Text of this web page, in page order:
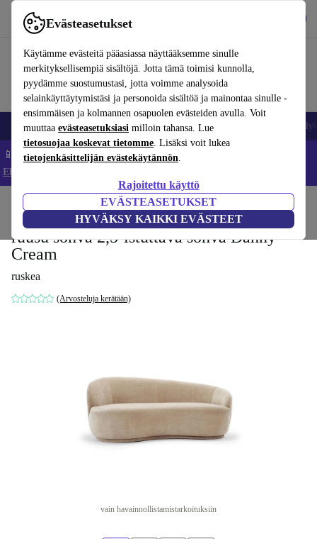
Evästeasetukset
Käytämme evästeitä pääasiassa näyttääksemme sinulle
merkityksellisempiä sisältöjä. Jotta tämä toimisi kunnolla,
pyydämme suostumustasi, jotta voimme analysoida
selainkäyttäytymistäsi ja personoida sisältöä ja mainontaa sinulle -
ensimmäisen ja kolmannen osapuolen evästeiden avulla. Voit
muuttaa evästeasetuksiasi milloin tahansa. Lue
tietosuojaa koskevat tietomme. Lisäksi voit lukea
tietojenkäsittelijän evästekäytännön.
Rajoitettu käyttö
EVÄSTEASETUKSET
HYVÄKSY KAIKKI EVÄSTEET
Käytä refurbed-palvelua nopeasti ja helposti
Matkapuhelimet ja älypuhelimet Kannettavat tietokoneet
📱 Säästä 5 % LISÄÄ iPhoneista – Koodi: IPHONEDEAL –
Ehdot ja säännöt
Huonekalut
ruusu sohva 2,5-istuttava sohva Danny
Cream
ruskea
(Arvosteluja kerätään)
vain havainnollistamistarkoituksiin